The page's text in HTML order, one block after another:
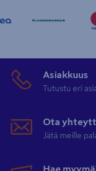
Asiakkuus
Tutustu eri
Ota
Jätä meille
Hae